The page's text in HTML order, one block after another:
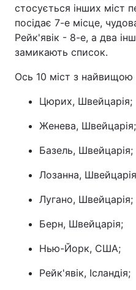
стосується інших міст
посідає 7-е місце,
Рейк'явік - 8-е, а два
замикають список.
Ось 10 міст з найвищою
Цюрих, Швейцарія;
Женева, Швейцарія;
Базель, Швейцарія;
Лозанна,
Лугано, Швейцарія;
Берн, Швейцарія;
Нью-Йорк, США;
Рейк'явік, Ісландія;